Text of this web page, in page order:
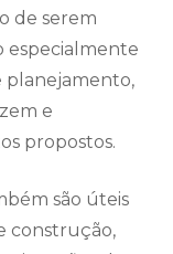
de serem
especialmente
planejamento,
e
propostos.
são úteis
construção,